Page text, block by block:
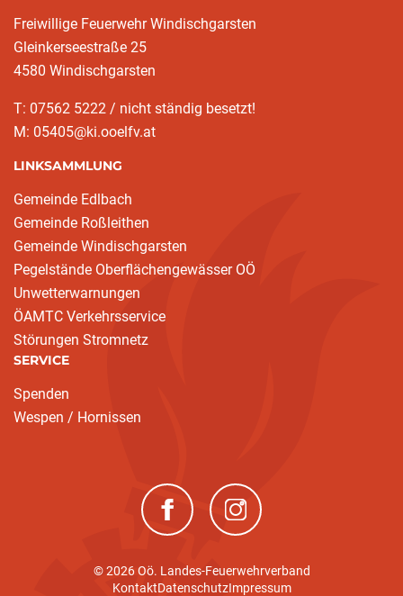
Freiwillige Feuerwehr Windischgarsten
Gleinkerseestraße 25
4580 Windischgarsten
T: 07562 5222 / nicht ständig besetzt!
M: 05405@ki.ooelfv.at
LINKSAMMLUNG
Gemeinde Edlbach
Gemeinde Roßleithen
Gemeinde Windischgarsten
Pegelstände Oberflächengewässer OÖ
Unwetterwarnungen
ÖAMTC Verkehrsservice
Störungen Stromnetz
SERVICE
Spenden
Wespen / Hornissen
(neues Fenster)(neues Fenster)
© 2026 Oö. Landes-Feuerwehrverband
KontaktDatenschutzImpressum